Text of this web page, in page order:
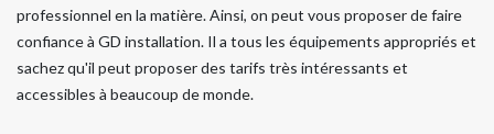
professionnel en la matière. Ainsi, on peut vous proposer de faire
confiance à GD installation. Il a tous les équipements appropriés et
sachez qu'il peut proposer des tarifs très intéressants et
accessibles à beaucoup de monde.